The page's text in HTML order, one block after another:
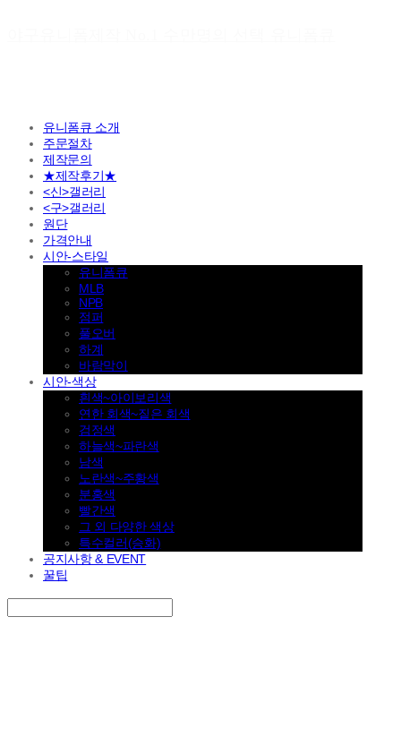
유니폼큐 소개
주문절차
제작문의
★제작후기★
<신>갤러리
<구>갤러리
원단
가격안내
시안-스타일
유니폼큐
MLB
NPB
점퍼
풀오버
하계
바람막이
시안-색상
흰색~아이보리색
연한 회색~짙은 회색
검정색
하늘색~파란색
남색
노란색~주황색
분홍색
빨간색
그 외 다양한 색상
특수컬러(승화)
공지사항 & EVENT
꿀팁